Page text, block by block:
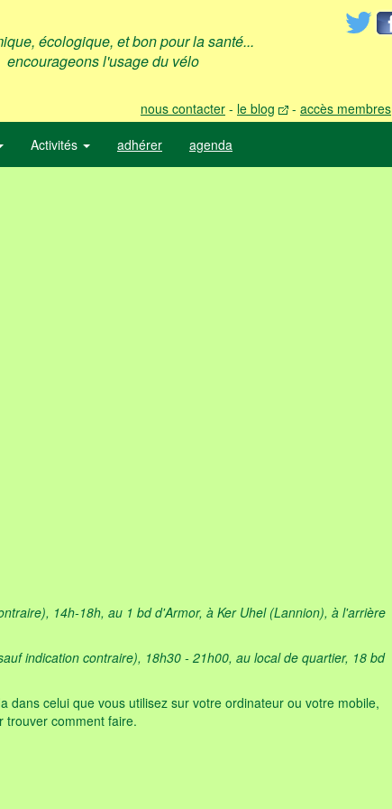
écologique, et bon pour la santé...
encourageons l'usage du vélo
nous contacter - le blog - accès membres
Activités adhérer agenda
14h-18h, au 1 bd d'Armor, à Ker Uhel (Lannion), à l'arrière
indication contraire), 18h30 - 21h00, au local de quartier, 18 bd
celui que vous utilisez sur votre ordinateur ou votre mobile,
trouver comment faire.